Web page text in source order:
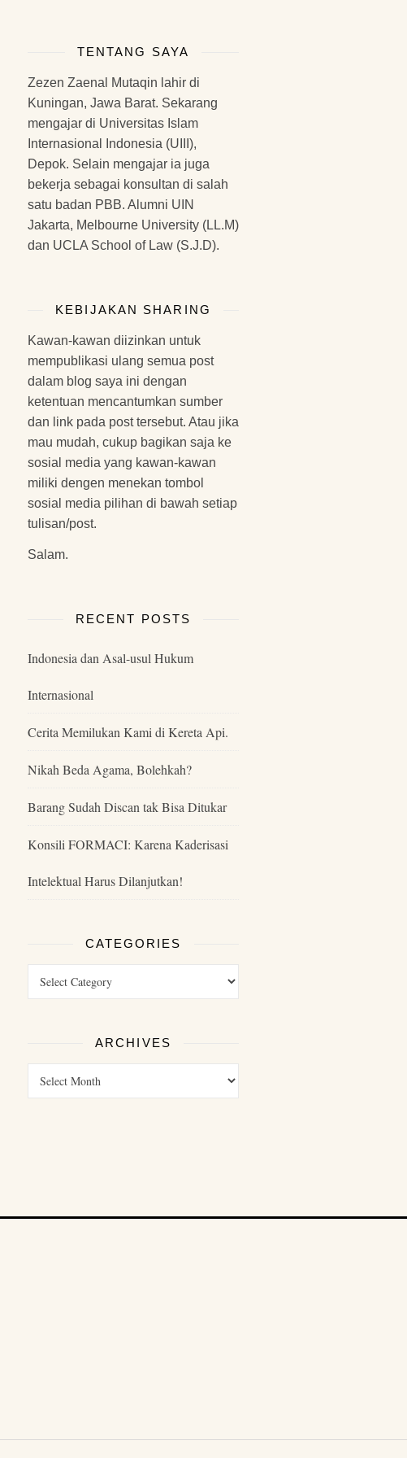
TENTANG SAYA
Zezen Zaenal Mutaqin lahir di
Kuningan, Jawa Barat. Sekarang
mengajar di Universitas Islam
Internasional Indonesia (UIII),
Depok. Selain mengajar ia juga
bekerja sebagai konsultan di salah
satu badan PBB. Alumni UIN
Jakarta, Melbourne University (LL.M)
dan UCLA School of Law (S.J.D).
KEBIJAKAN SHARING
Kawan-kawan diizinkan untuk
mempublikasi ulang semua post
dalam blog saya ini dengan
ketentuan mencantumkan sumber
dan link pada post tersebut. Atau jika
mau mudah, cukup bagikan saja ke
sosial media yang kawan-kawan
miliki dengen menekan tombol
sosial media pilihan di bawah setiap
tulisan/post.
Salam.
RECENT POSTS
Indonesia dan Asal-usul Hukum
Internasional
Cerita Memilukan Kami di Kereta Api.
Nikah Beda Agama, Bolehkah?
Barang Sudah Discan tak Bisa Ditukar
Konsili FORMACI: Karena Kaderisasi
Intelektual Harus Dilanjutkan!
CATEGORIES
ARCHIVES